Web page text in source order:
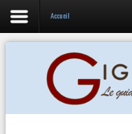
Accueil